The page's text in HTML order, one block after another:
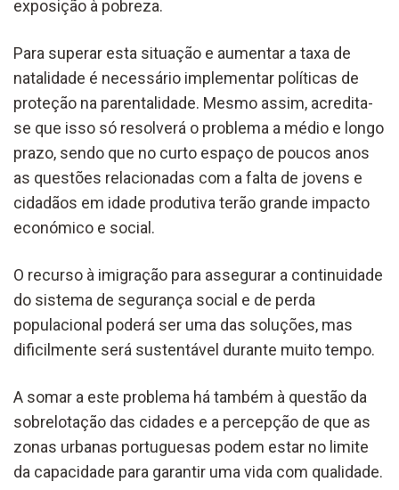
exposição à pobreza.
Para superar esta situação e aumentar a taxa de
natalidade é necessário implementar políticas de
proteção na parentalidade. Mesmo assim, acredita-
se que isso só resolverá o problema a médio e longo
prazo, sendo que no curto espaço de poucos anos
as questões relacionadas com a falta de jovens e
cidadãos em idade produtiva terão grande impacto
económico e social.
O recurso à imigração para assegurar a continuidade
do sistema de segurança social e de perda
populacional poderá ser uma das soluções, mas
dificilmente será sustentável durante muito tempo.
A somar a este problema há também à questão da
sobrelotação das cidades e a percepção de que as
zonas urbanas portuguesas podem estar no limite
da capacidade para garantir uma vida com qualidade.